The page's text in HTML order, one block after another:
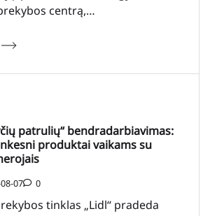
centrą,…
patrulių“ bendradarbiavimas:
produktai vaikams su
07 0
tinklas „Lidl“ pradeda